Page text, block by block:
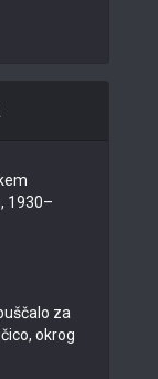
1930–
za
okrog